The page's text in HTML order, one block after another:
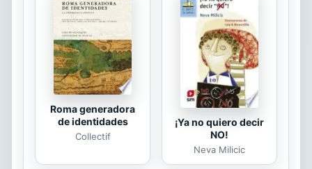
de les comunitats que han habitat
els indrets secularment. S’hi posa de
manifest també una visió crítica
sobre el poder efectiu que...
Roma generadora
de identidades
Collectif
¡Ya no quiero decir
NO!
Neva Milicic